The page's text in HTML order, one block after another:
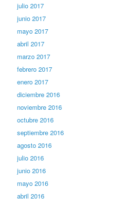
julio 2017
junio 2017
mayo 2017
abril 2017
marzo 2017
febrero 2017
enero 2017
diciembre 2016
noviembre 2016
octubre 2016
septiembre 2016
agosto 2016
julio 2016
junio 2016
mayo 2016
abril 2016